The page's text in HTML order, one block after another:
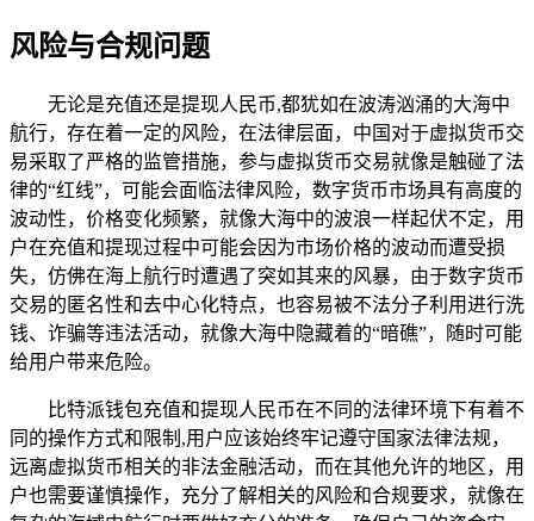
风险与合规问题
无论是充值还是提现人民币,都犹如在波涛汹涌的大海中
航行，存在着一定的风险，在法律层面，中国对于虚拟货币交
易采取了严格的监管措施，参与虚拟货币交易就像是触碰了法
律的“红线”，可能会面临法律风险，数字货币市场具有高度的
波动性，价格变化频繁，就像大海中的波浪一样起伏不定，用
户在充值和提现过程中可能会因为市场价格的波动而遭受损
失，仿佛在海上航行时遭遇了突如其来的风暴，由于数字货币
交易的匿名性和去中心化特点，也容易被不法分子利用进行洗
钱、诈骗等违法活动，就像大海中隐藏着的“暗礁”，随时可能
给用户带来危险。
比特派钱包充值和提现人民币在不同的法律环境下有着不
同的操作方式和限制,用户应该始终牢记遵守国家法律法规，
远离虚拟货币相关的非法金融活动，而在其他允许的地区，用
户也需要谨慎操作，充分了解相关的风险和合规要求，就像在